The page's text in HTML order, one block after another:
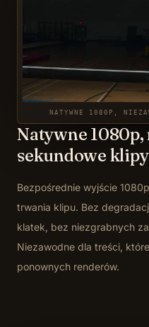
NATYWNE 1080P,
Natywne
sekundowe klipy
Bezpośrednie wyjście
trwania klipu. Bez
klatek, bez niezgrabnych
Niezawodne dla treści,
ponownych renderów.